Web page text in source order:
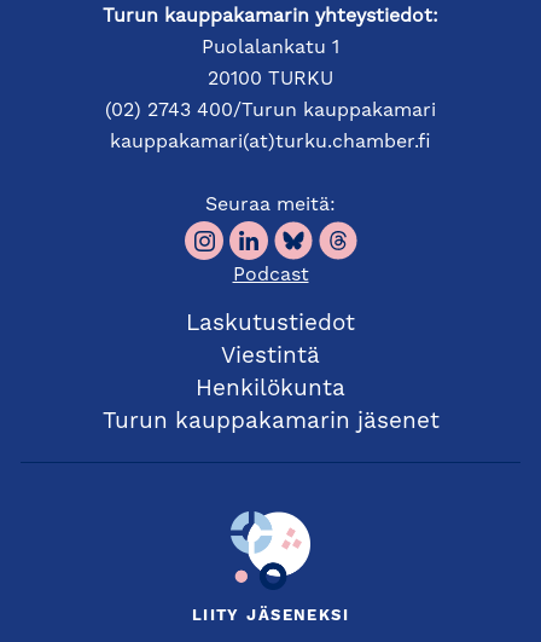
Turun kauppakamarin yhteystiedot:
Puolalankatu 1
20100 TURKU
(02) 2743 400/Turun kauppakamari
kauppakamari(at)turku.chamber.fi
Seuraa meitä:
Podcast
Laskutustiedot
Viestintä
Henkilökunta
Turun kauppakamarin jäsenet
LIITY JÄSENEKSI